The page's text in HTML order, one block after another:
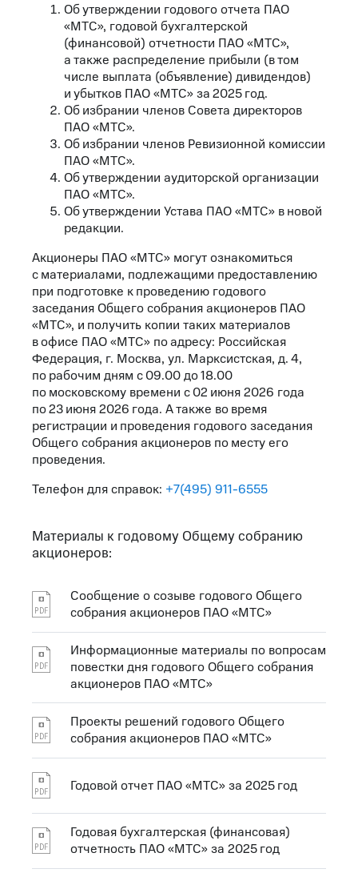
Об утверждении годового отчета ПАО
«МТС», годовой бухгалтерской
(финансовой) отчетности ПАО «МТС»,
а также распределение прибыли (в том
числе выплата (объявление) дивидендов)
и убытков ПАО «МТС» за 2025 год.
Об избрании членов Совета директоров
ПАО «МТС».
Об избрании членов Ревизионной комиссии
ПАО «МТС».
Об утверждении аудиторской организации
ПАО «МТС».
Об утверждении Устава ПАО «МТС» в новой
редакции.
Акционеры ПАО «МТС» могут ознакомиться
с материалами, подлежащими предоставлению
при подготовке к проведению годового
заседания Общего собрания акционеров ПАО
«МТС», и получить копии таких материалов
в офисе ПАО «МТС» по адресу: Российская
Федерация, г. Москва, ул. Марксистская, д. 4,
по рабочим дням с 09.00 до 18.00
по московскому времени с 02 июня 2026 года
по 23 июня 2026 года. А также во время
регистрации и проведения годового заседания
Общего собрания акционеров по месту его
проведения.
Телефон для справок: +7(495) 911-6555
Материалы к годовому Общему собранию
акционеров:
Сообщение о созыве годового Общего
собрания акционеров ПАО «МТС»
Информационные материалы по вопросам
повестки дня годового Общего собрания
акционеров ПАО «МТС»
Проекты решений годового Общего
собрания акционеров ПАО «МТС»
Годовой отчет ПАО «МТС» за 2025 год
Годовая бухгалтерская (финансовая)
отчетность ПАО «МТС» за 2025 год